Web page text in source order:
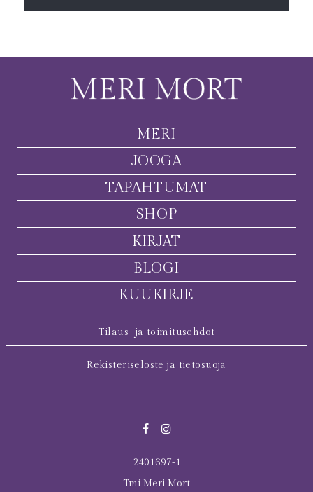
MERI
JOOGA
TAPAHTUMAT
SHOP
KIRJAT
BLOGI
KUUKIRJE
Tilaus- ja toimitusehdot
Rekisteriseloste ja tietosuoja
2401697-1
Tmi Meri Mort